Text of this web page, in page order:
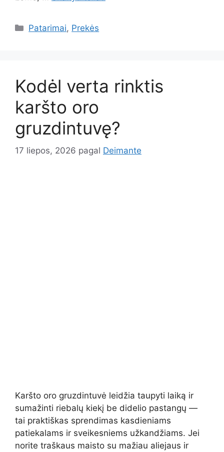
Kategorijos
Patarimai, Prekės
Kodėl verta rinktis
karšto oro
gruzdintuvę?
17 liepos, 2026 pagal Deimante
Karšto oro gruzdintuvė leidžia taupyti laiką ir
sumažinti riebalų kiekį be didelio pastangų —
tai praktiškas sprendimas kasdieniams
patiekalams ir sveikesniems užkandžiams. Jei
norite traškaus maisto su mažiau aliejaus ir